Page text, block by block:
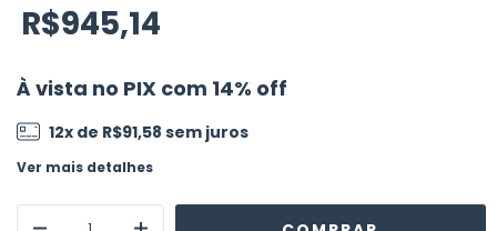
R$945,14
À vista no PIX com 14% off
12x de R$91,58 sem juros
Ver mais detalhes